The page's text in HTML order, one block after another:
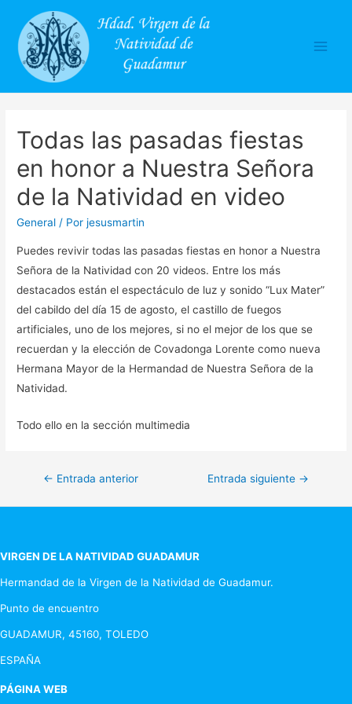
Todas las pasadas fiestas
en honor a Nuestra Señora
de la Natividad en video
General / Porjesusmartin
Puedes revivir todas las pasadas fiestas en honor a Nuestra
Señora de la Natividad con 20 videos. Entre los más
destacados están el espectáculo de luz y sonido “Lux Mater”
del cabildo del día 15 de agosto, el castillo de fuegos
artificiales, uno de los mejores, si no el mejor de los que se
recuerdan y la elección de Covadonga Lorente como nueva
Hermana Mayor de la Hermandad de Nuestra Señora de la
Natividad.
Todo ello en la sección multimedia
Navegación
de
← Entrada anterior Entrada siguiente →
VIRGEN DE LA NATIVIDAD GUADAMUR
Hermandad de la Virgen de la Natividad de Guadamur.
Punto de encuentro
GUADAMUR, 45160, TOLEDO
ESPAÑA
PÁGINA WEB